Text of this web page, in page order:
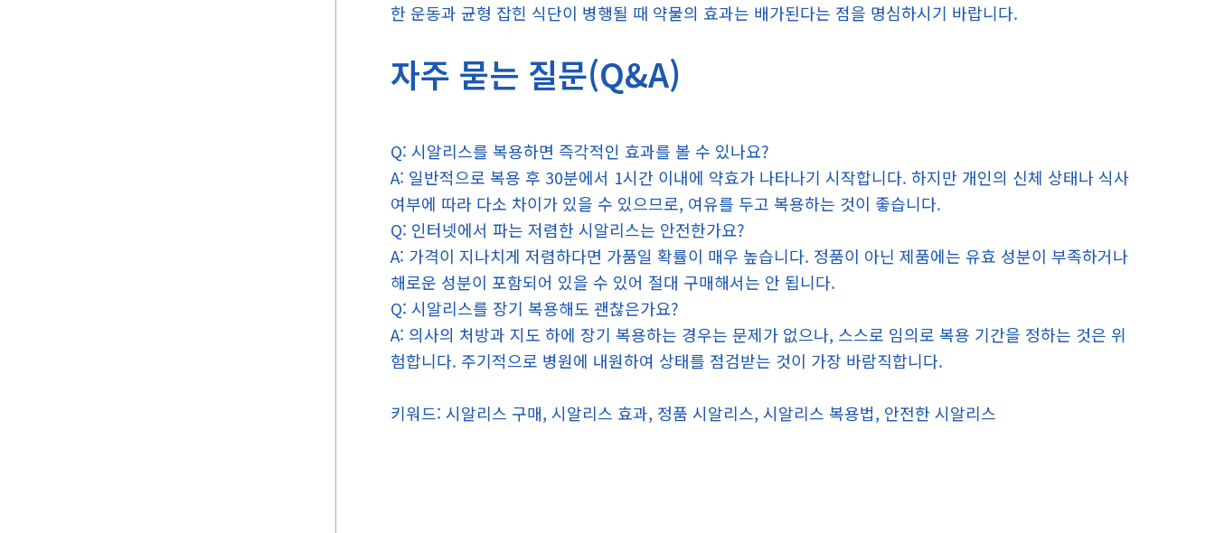
한 운동과 균형 잡힌 식단이 병행될 때 약물의 효과는 배가된다는 점을 명심하시기 바랍니다.
자주 묻는 질문(Q&A)
Q: 시알리스를 복용하면 즉각적인 효과를 볼 수 있나요?
A: 일반적으로 복용 후 30분에서 1시간 이내에 약효가 나타나기 시작합니다. 하지만 개인의 신체 상태나 식사
여부에 따라 다소 차이가 있을 수 있으므로, 여유를 두고 복용하는 것이 좋습니다.
Q: 인터넷에서 파는 저렴한 시알리스는 안전한가요?
A: 가격이 지나치게 저렴하다면 가품일 확률이 매우 높습니다. 정품이 아닌 제품에는 유효 성분이 부족하거나
해로운 성분이 포함되어 있을 수 있어 절대 구매해서는 안 됩니다.
Q: 시알리스를 장기 복용해도 괜찮은가요?
A: 의사의 처방과 지도 하에 장기 복용하는 경우는 문제가 없으나, 스스로 임의로 복용 기간을 정하는 것은 위
험합니다. 주기적으로 병원에 내원하여 상태를 점검받는 것이 가장 바람직합니다.
키워드: 시알리스 구매, 시알리스 효과, 정품 시알리스, 시알리스 복용법, 안전한 시알리스